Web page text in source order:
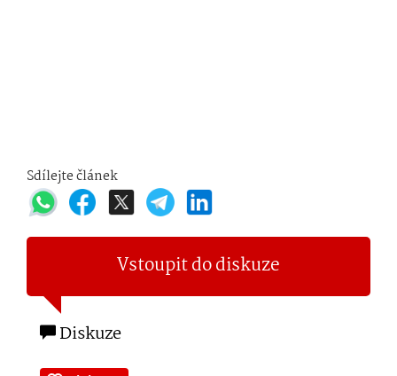
Sdílejte článek
Vstoupit do diskuze
Diskuze